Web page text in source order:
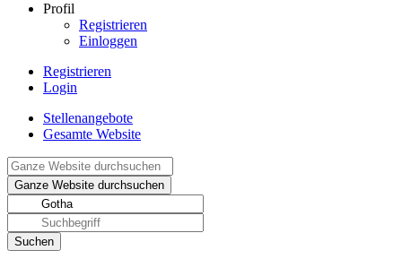
Profil
Registrieren
Einloggen
Registrieren
Login
Stellenangebote
Gesamte Website